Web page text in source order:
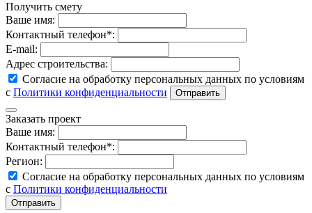
Получить смету
Ваше имя:
Контактный телефон*:
E-mail:
Адрес строительства:
Согласие на обработку персональных данных по условиям
с Политики конфиденциальности
Заказать проект
Ваше имя:
Контактный телефон*:
Регион:
Согласие на обработку персональных данных по условиям
с Политики конфиденциальности